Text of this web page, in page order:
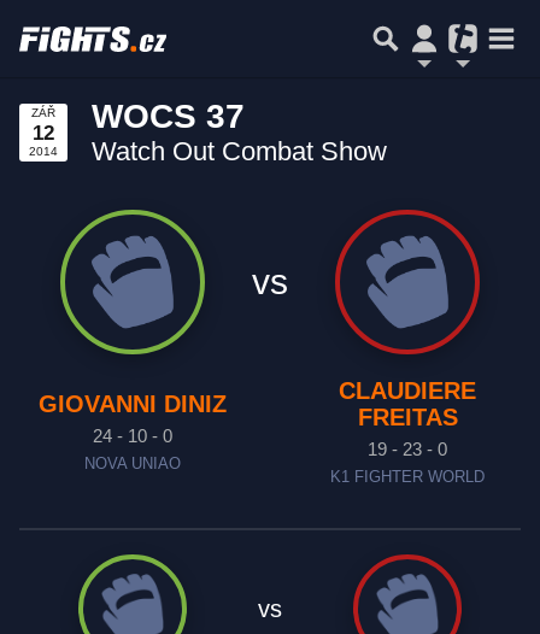
ZÁŘ
12
2014
WOCS 37
Watch Out Combat Show
GIOVANNI DINIZ
24 - 10 - 0
NOVA UNIAO
vs
CLAUDIERE
FREITAS
19 - 23 - 0
K1 FIGHTER WORLD
vs